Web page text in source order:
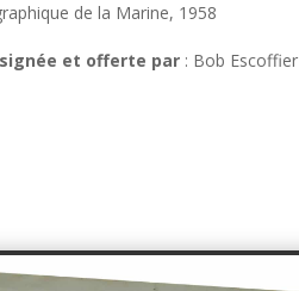
de la Marine, 1958
et offerte par : Bob Escoffier